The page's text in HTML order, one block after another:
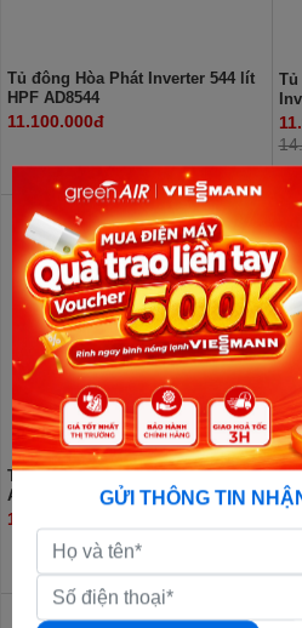
Tủ đông Hòa Phát Inverter 544 lít
HPF AD8544
11.100.000đ
Tủ
Tủ đông Hòa Phát 783 lít HPF
AD6783
12.240.000đ
Tủ
GỬI THÔNG TIN